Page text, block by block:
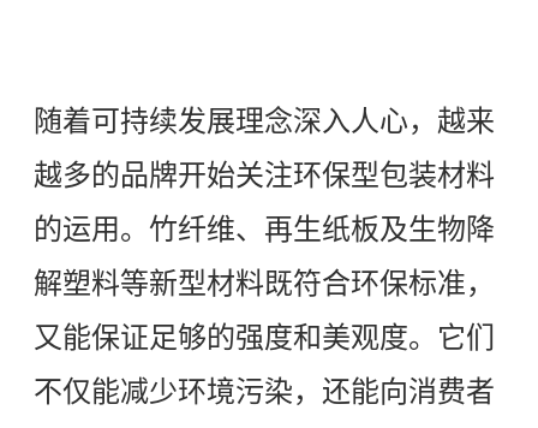
随着可持续发展理念深入人心，越来
越多的品牌开始关注环保型包装材料
的运用。竹纤维、再生纸板及生物降
解塑料等新型材料既符合环保标准，
又能保证足够的强度和美观度。它们
不仅能减少环境污染，还能向消费者